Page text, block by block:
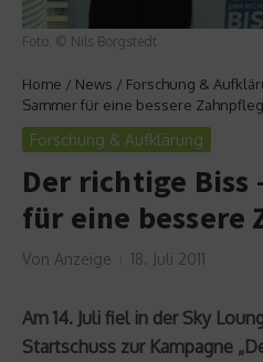
Foto: © Nils Borgstedt
Home / News / Forschung &
Sammer für eine bessere
Forschung & Aufklärung
Der richtige Biss
für eine bessere
Von Anzeige 18. Juli 2011
Am 14. Juli fiel in der Sky
Startschuss zur Kampagne